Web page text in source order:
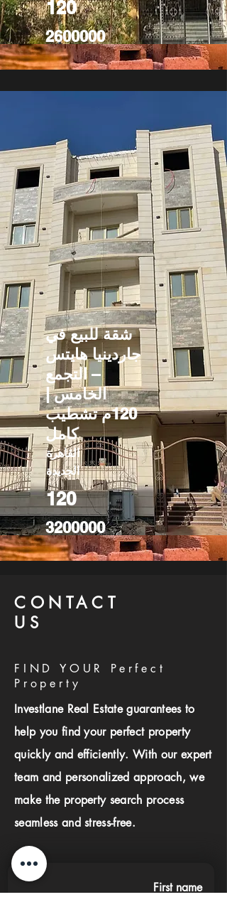
120
2600000
شقة للبيع في
جاردينيا هايتس
– التجمع
الخامس |
120م تشطيب
كامل
القاهرة
الجديدة
120
3200000
CONTACT
US
FIND YOUR Perfect
Property
Investlane Real Estate guarantees to
help you find your perfect property
quickly and efficiently. With our expert
team and personalized approach, we
make the property search process
seamless and stress-free.
First name